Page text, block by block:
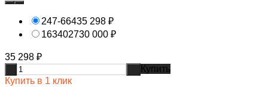
247-66435 298 ₽
163402730 000 ₽
35 298 ₽
Купить
Купить в 1 клик